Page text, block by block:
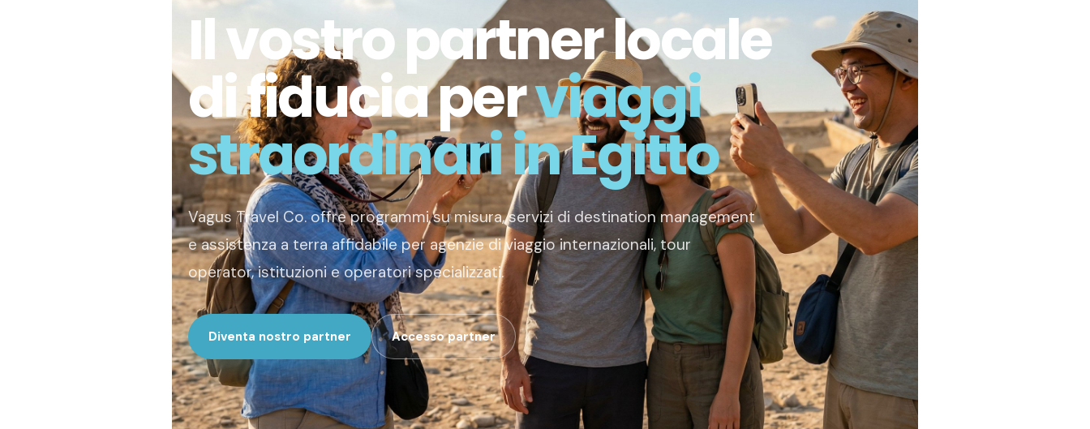
Il vostro partner locale
di fiducia perviaggi
straordinari in Egitto
Vagus Travel Co. offre programmi su misura, servizi di destination management
e assistenza a terra affidabile per agenzie di viaggio internazionali, tour
operator, istituzioni e operatori specializzati.
Diventa nostro partner Accesso partner